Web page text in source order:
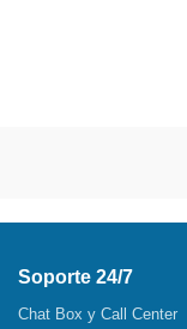
Soporte 24/7
Chat Box y Call Center